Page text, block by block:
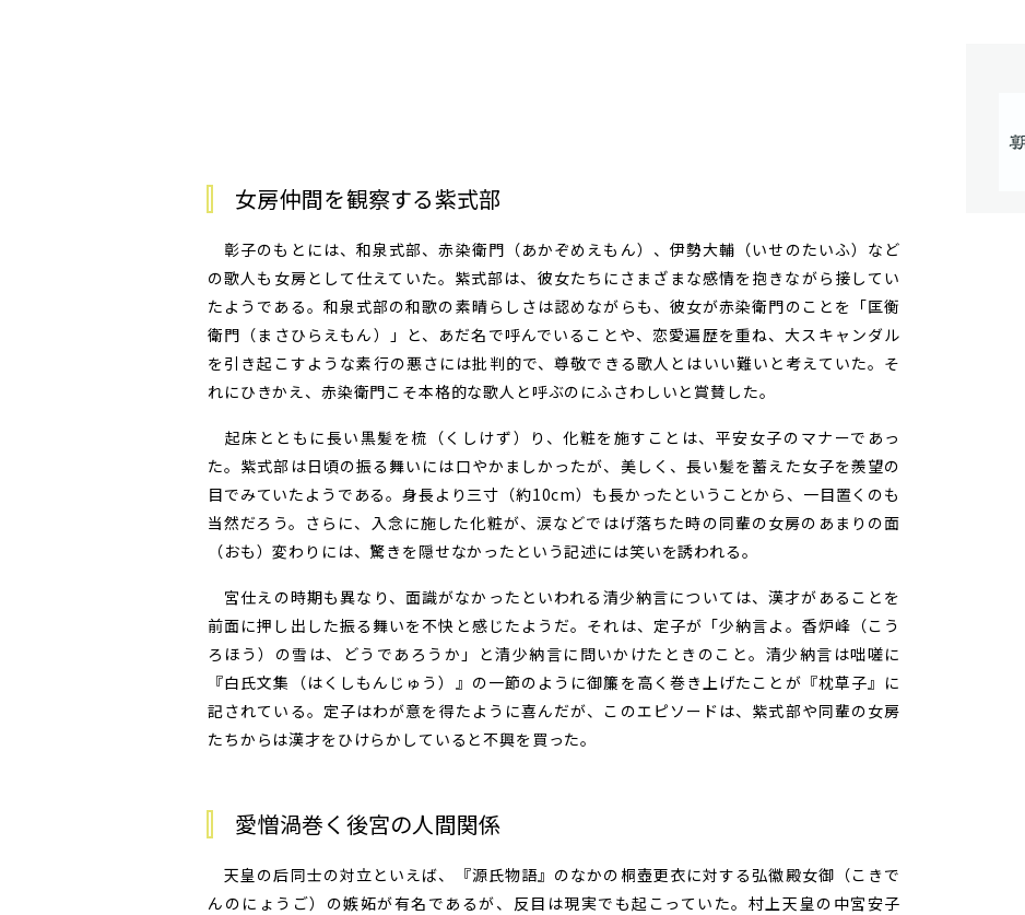
女房仲間を観察する紫式部
彰子のもとには、和泉式部、赤染衛門（あかぞめえもん）、伊勢大輔（いせのたいふ）など
の歌人も女房として仕えていた。紫式部は、彼女たちにさまざまな感情を抱きながら接してい
たようである。和泉式部の和歌の素晴らしさは認めながらも、彼女が赤染衛門のことを「匡衡
衛門（まさひらえもん）」と、あだ名で呼んでいることや、恋愛遍歴を重ね、大スキャンダル
を引き起こすような素行の悪さには批判的で、尊敬できる歌人とはいい難いと考えていた。そ
れにひきかえ、赤染衛門こそ本格的な歌人と呼ぶのにふさわしいと賞賛した。
起床とともに長い黒髪を梳（くしけず）り、化粧を施すことは、平安女子のマナーであっ
た。紫式部は日頃の振る舞いには口やかましかったが、美しく、長い髪を蓄えた女子を羨望の
目でみていたようである。身長より三寸（約10cm）も長かったということから、一目置くのも
当然だろう。さらに、入念に施した化粧が、涙などではげ落ちた時の同輩の女房のあまりの面
（おも）変わりには、驚きを隠せなかったという記述には笑いを誘われる。
宮仕えの時期も異なり、面識がなかったといわれる清少納言については、漢才があることを
前面に押し出した振る舞いを不快と感じたようだ。それは、定子が「少納言よ。香炉峰（こう
ろほう）の雪は、どうであろうか」と清少納言に問いかけたときのこと。清少納言は咄嗟に
『白氏文集（はくしもんじゅう）』の一節のように御簾を高く巻き上げたことが『枕草子』に
記されている。定子はわが意を得たように喜んだが、このエピソードは、紫式部や同輩の女房
たちからは漢才をひけらかしていると不興を買った。
愛憎渦巻く後宮の人間関係
天皇の后同士の対立といえば、『源氏物語』のなかの桐壺更衣に対する弘徽殿女御（こきで
んのにょうご）の嫉妬が有名であるが、反目は現実でも起こっていた。村上天皇の中宮安子